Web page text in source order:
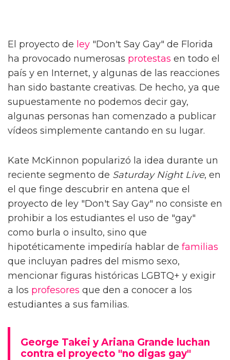
El proyecto de ley "Don't Say Gay" de Florida
ha provocado numerosas protestas en todo el
país y en Internet, y algunas de las reacciones
han sido bastante creativas. De hecho, ya que
supuestamente no podemos decir gay,
algunas personas han comenzado a publicar
vídeos simplemente cantando en su lugar.
Kate McKinnon popularizó la idea durante un
reciente segmento de Saturday Night Live, en
el que finge descubrir en antena que el
proyecto de ley "Don't Say Gay" no consiste en
prohibir a los estudiantes el uso de "gay"
como burla o insulto, sino que
hipotéticamente impediría hablar de familias
que incluyan padres del mismo sexo,
mencionar figuras históricas LGBTQ+ y exigir
a los profesores que den a conocer a los
estudiantes a sus familias.
George Takei y Ariana Grande luchan
contra el proyecto "no digas gay"